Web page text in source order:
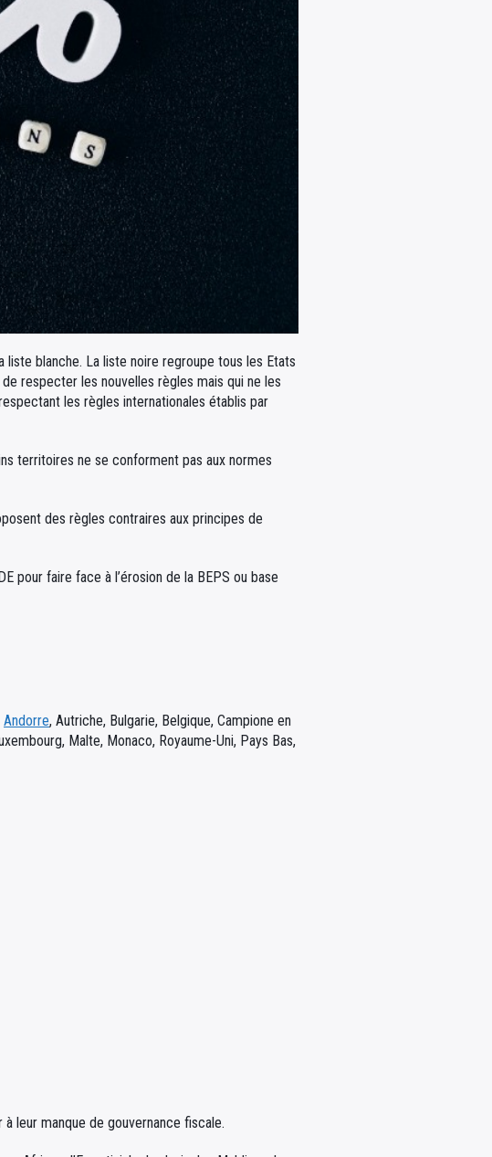
blanche. La liste noire regroupe tous les Etats
respecter les nouvelles règles mais qui ne les
les règles internationales établis par
territoires ne se conforment pas aux normes
des règles contraires aux principes de
pour faire face à l’érosion de la BEPS ou base
Andorre, Autriche, Bulgarie, Belgique, Campione en
Malte, Monaco, Royaume-Uni, Pays Bas,
leur manque de gouvernance fiscale.